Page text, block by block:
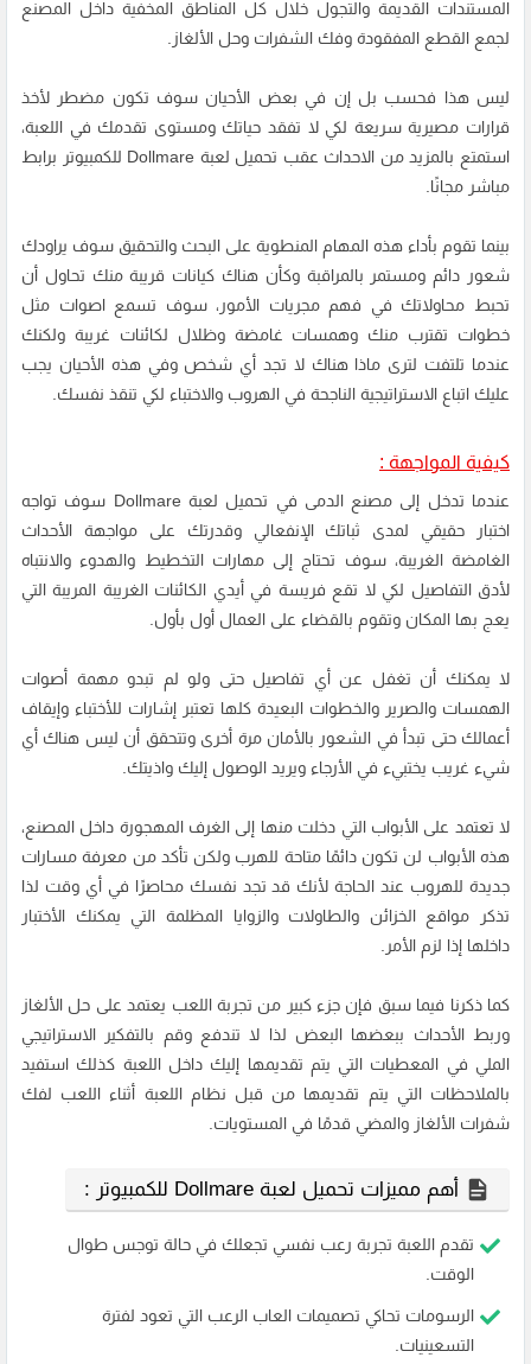
المستندات القديمة والتجول خلال كل المناطق المخفية داخل المصنع
لجمع القطع المفقودة وفك الشفرات وحل الألغاز.
ليس هذا فحسب بل إن في بعض الأحيان سوف تكون مضطر لأخذ
قرارات مصيرية سريعة لكي لا تفقد حياتك ومستوى تقدمك في اللعبة،
استمتع بالمزيد من الاحداث عقب تحميل لعبة Dollmare للكمبيوتر برابط
مباشر مجانًا.
بينما تقوم بأداء هذه المهام المنطوية على البحث والتحقيق سوف يراودك
شعور دائم ومستمر بالمراقبة وكأن هناك كيانات قريبة منك تحاول أن
تحبط محاولاتك في فهم مجريات الأمور، سوف تسمع اصوات مثل
خطوات تقترب منك وهمسات غامضة وظلال لكائنات غريبة ولكنك
عندما تلتفت لترى ماذا هناك لا تجد أي شخص وفي هذه الأحيان يجب
عليك اتباع الاستراتيجية الناجحة في الهروب والاختباء لكي تنقذ نفسك.
كيفية المواجهة :
عندما تدخل إلى مصنع الدمى في تحميل لعبة Dollmare سوف تواجه
اختبار حقيقي لمدى ثباتك الإنفعالي وقدرتك على مواجهة الأحداث
الغامضة الغريبة، سوف تحتاج إلى مهارات التخطيط والهدوء والانتباه
لأدق التفاصيل لكي لا تقع فريسة في أيدي الكائنات الغريبة المريبة التي
يعج بها المكان وتقوم بالقضاء على العمال أول بأول.
لا يمكنك أن تغفل عن أي تفاصيل حتى ولو لم تبدو مهمة أصوات
الهمسات والصرير والخطوات البعيدة كلها تعتبر إشارات للأختباء وإيقاف
أعمالك حتى تبدأ في الشعور بالأمان مرة أخرى وتتحقق أن ليس هناك أي
شيء غريب يختبيء في الأرجاء ويريد الوصول إليك واذيتك.
لا تعتمد على الأبواب التي دخلت منها إلى الغرف المهجورة داخل المصنع،
هذه الأبواب لن تكون دائمًا متاحة للهرب ولكن تأكد من معرفة مسارات
جديدة للهروب عند الحاجة لأنك قد تجد نفسك محاصرًا في أي وقت لذا
تذكر مواقع الخزائن والطاولات والزوايا المظلمة التي يمكنك الأختبار
داخلها إذا لزم الأمر.
كما ذكرنا فيما سبق فإن جزء كبير من تجربة اللعب يعتمد على حل الألغاز
وربط الأحداث ببعضها البعض لذا لا تندفع وقم بالتفكير الاستراتيجي
الملي في المعطيات التي يتم تقديمها إليك داخل اللعبة كذلك استفيد
بالملاحظات التي يتم تقديمها من قبل نظام اللعبة أثناء اللعب لفك
شفرات الألغاز والمضي قدمًا في المستويات.
أهم مميزات تحميل لعبة Dollmare للكمبيوتر :
تقدم اللعبة تجربة رعب نفسي تجعلك في حالة توجس طوال
الوقت.
الرسومات تحاكي تصميمات العاب الرعب التي تعود لفترة
التسعينيات.